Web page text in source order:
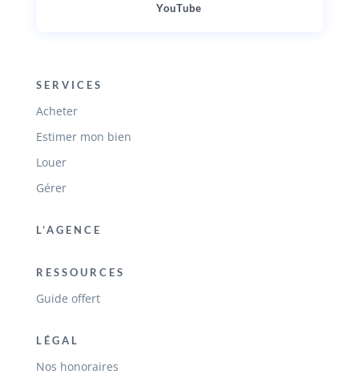
YouTube
SERVICES
Acheter
Estimer mon bien
Louer
Gérer
L’AGENCE
RESSOURCES
Guide offert
LÉGAL
Nos honoraires